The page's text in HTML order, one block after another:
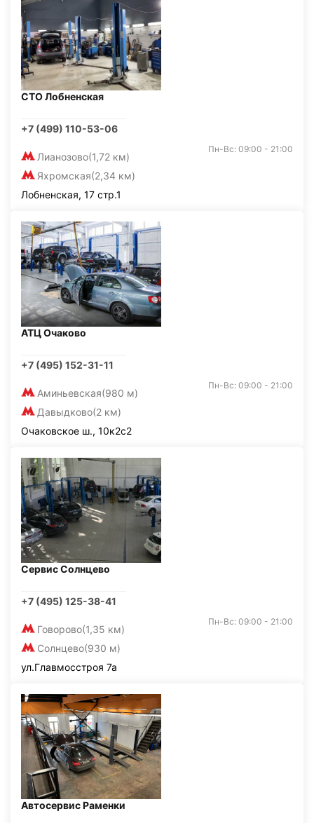
СТО Лобненская
+7 (499) 110-53-06
Лианозово(1,72 км)
Яхромская(2,34 км)
Пн-Вс: 09:00 - 21:00
Лобненская, 17 стр.1
АТЦ Очаково
+7 (495) 152-31-11
Аминьевская(980 м)
Давыдково(2 км)
Пн-Вс: 09:00 - 21:00
Очаковское ш., 10к2с2
Сервис Солнцево
+7 (495) 125-38-41
Говорово(1,35 км)
Солнцево(930 м)
Пн-Вс: 09:00 - 21:00
ул.Главмосстроя 7а
Автосервис Раменки